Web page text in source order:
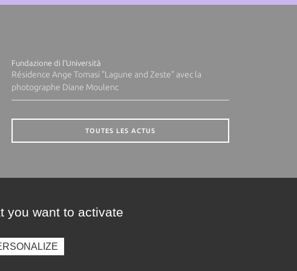
Fundazione di l'Università
Résidence Ange Tomasi "Lagune and Zeste" avec la
photographe Diane Moulenc
TOUTES LES ACTUS
you want to activate